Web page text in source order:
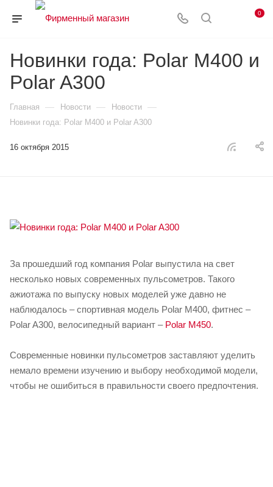
0
Новинки года: Polar M400 и
Polar A300
Главная — Новости — Новости —
Новинки года: Polar M400 и Polar A300
16 октября 2015
За прошедший год компания Polar выпустила на свет
несколько новых современных пульсометров. Такого
ажиотажа по выпуску новых моделей уже давно не
наблюдалось – спортивная модель Polar M400, фитнес –
Polar A300, велосипедный вариант – Polar M450.
Современные новинки пульсометров заставляют уделить
немало времени изучению и выбору необходимой модели,
чтобы не ошибиться в правильности своего предпочтения.